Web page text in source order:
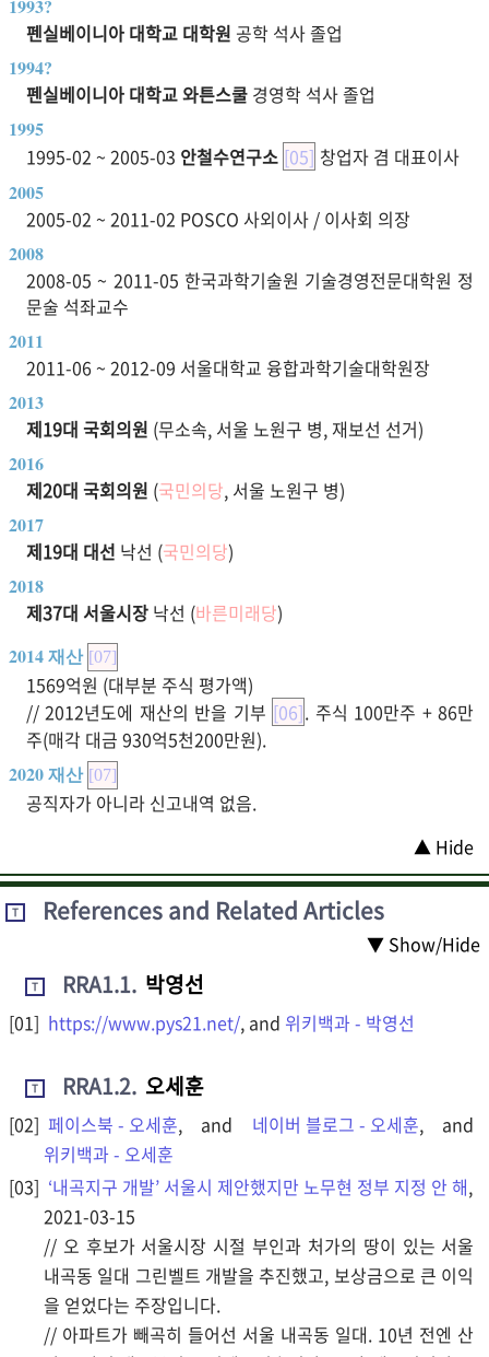
1993?
펜실베이니아 대학교 대학원 공학 석사 졸업
1994?
펜실베이니아 대학교 와튼스쿨 경영학 석사 졸업
1995
1995-02 ~ 2005-03 안철수연구소 [05] 창업자 겸 대표이사
2005
2005-02 ~ 2011-02 POSCO 사외이사 / 이사회 의장
2008
2008-05 ~ 2011-05 한국과학기술원 기술경영전문대학원 정
문술 석좌교수
2011
2011-06 ~ 2012-09 서울대학교 융합과학기술대학원장
2013
제19대 국회의원 (무소속, 서울 노원구 병, 재보선 선거)
2016
제20대 국회의원 (국민의당, 서울 노원구 병)
2017
제19대 대선 낙선 (국민의당)
2018
제37대 서울시장 낙선 (바른미래당)
2014 재산 [07]
1569억원 (대부분 주식 평가액)
// 2012년도에 재산의 반을 기부 [06]. 주식 100만주 + 86만
주(매각 대금 930억5천200만원).
2020 재산 [07]
공직자가 아니라 신고내역 없음.
▲ Hide
T References and Related Articles
▼ Show/Hide
T RRA1.1. 박영선
https://www.pys21.net/, and 위키백과 - 박영선
T RRA1.2. 오세훈
페이스북 - 오세훈, and 네이버 블로그 - 오세훈, and
위키백과 - 오세훈
‘내곡지구 개발’ 서울시 제안했지만 노무현 정부 지정 안 해,
2021-03-15
// 오 후보가 서울시장 시절 부인과 처가의 땅이 있는 서울
내곡동 일대 그린벨트 개발을 추진했고, 보상금으로 큰 이익
을 얻었다는 주장입니다.
// 아파트가 빼곡히 들어선 서울 내곡동 일대. 10년 전엔 산